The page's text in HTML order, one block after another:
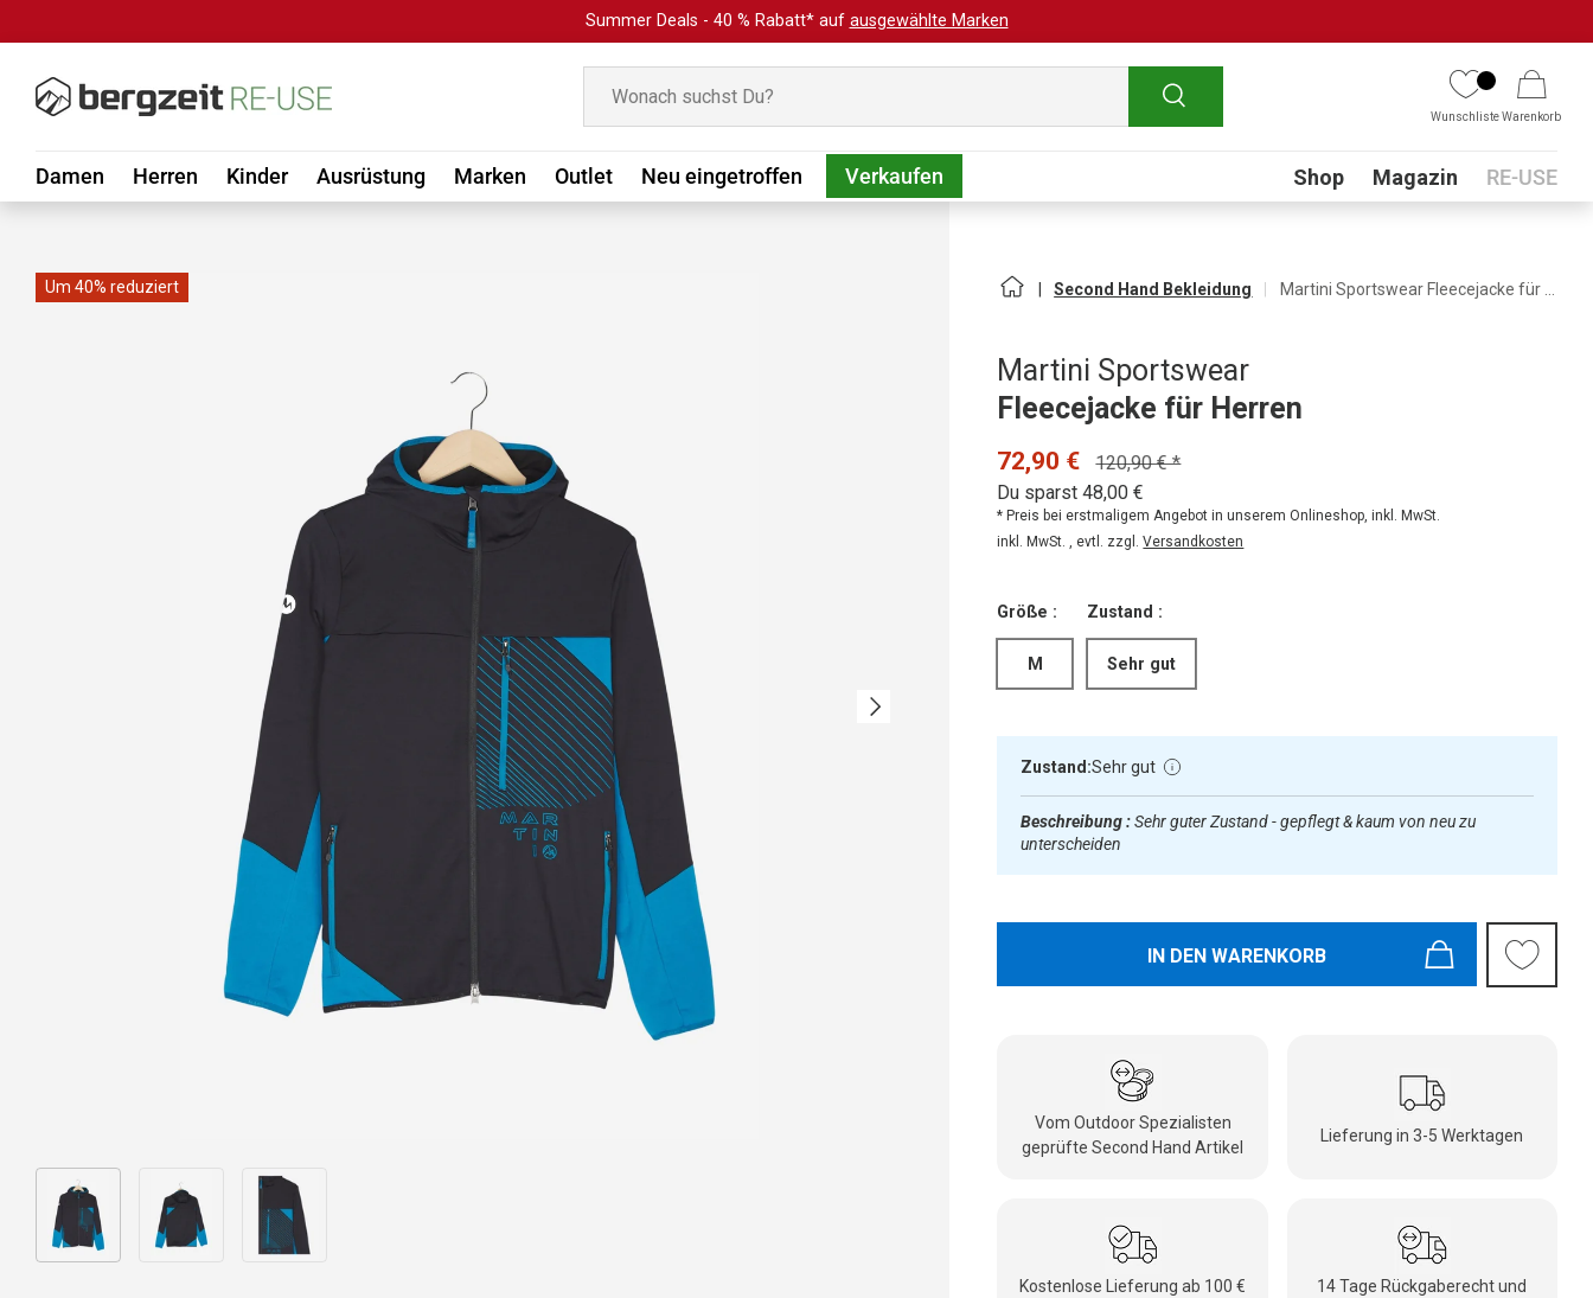
Summer Deals - 40 % Rabatt* auf ausgewählte Marken
Suchen
WunschlisteWarenkorb
Damen Herren Kinder Ausrüstung Marken Outlet Neu eingetroffen Verkaufen Submenu
Shop Magazin RE-USE
Um 40% reduziert
Nächste
Bild 1 in Galerieansicht laden
Second Hand Bekleidung
Martini Sportswear
Fleecejacke für Herren
72,90 €
120,90 € *
Du sparst 48,00 €
* Preis bei erstmaligem Angebot in unserem Onlineshop, inkl. MwSt.
inkl. MwSt. , evtl. zzgl.Versandkosten
Größe :
M
Zustand :
Sehr gut
Zustand:Sehr gut
Beschreibung :Sehr guter Zustand - gepflegt & kaum von neu zu
unterscheiden
IN DEN WARENKORB
Vom Outdoor Spezialisten
geprüfte Second Hand Artikel
Lieferung in 3-5 Werktagen
Kostenlose Lieferung ab 100 €
14 Tage Rückgaberecht und